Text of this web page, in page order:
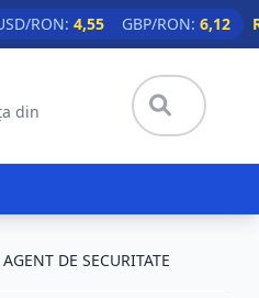
RON: 4,55 GBP/RON: 6,12
din
AGENT DE SECURITATE